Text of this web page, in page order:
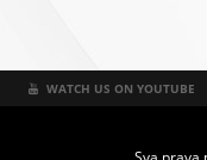
WATCH US ON YOUTUBE